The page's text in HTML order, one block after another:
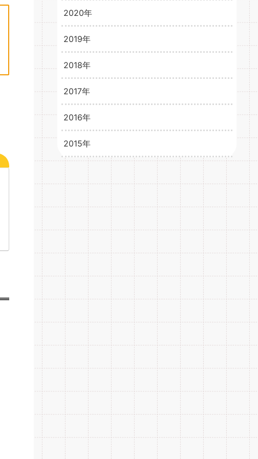
2021年2月
2021年1月
2020年
2020年12月
2020年11月
2020年8月 4
2020年7月 3
2020年6月
2020年5月
2020年4月
2020年3月
2020年2月
2020年1月
2019年
2019年12月
2019年11月
2019年8月 5
2019年7月
2019年6月
2019年5月
2019年4月
2019年3月
2019年2月
2019年1月
2018年
2018年12月
2018年11月
2018年9月
2018年8月
2018年7月
2018年6月
2018年5月
2018年4月
2018年3月
2018年2月
2018年1月
2017年
2017年12月
2017年11月
2017年10月
2017年9月
2017年8月
2017年7月
2017年6月
2017年5月
2017年4月
2017年3月
2017年2月
2017年1月
2016年
2016年12月
2016年11月
2016年10月
2016年9月
2016年8月
2016年7月
2016年6月
2016年5月
2016年4月
2016年3月
2016年2月
2016年1月
2015年
2015年12月
2015年11月
2015年10月
2015年6月
2015年1月